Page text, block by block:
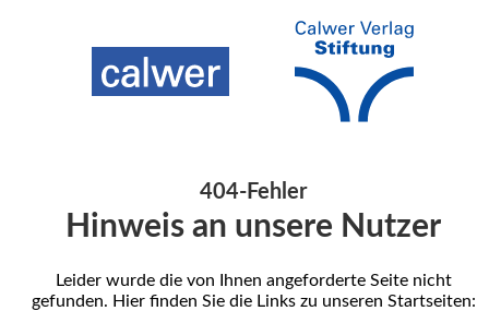
404-Fehler
Hinweis an unsere Nutzer
Leider wurde die von Ihnen angeforderte Seite nicht
gefunden. Hier finden Sie die Links zu unseren Startseiten: